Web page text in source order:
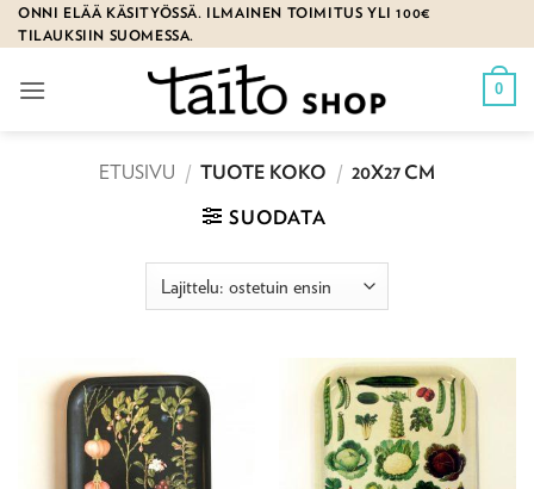
Skip
to
ONNI ELÄÄ KÄSITYÖSSÄ. ILMAINEN TOIMITUS YLI 100€
TILAUKSIIN SUOMESSA.
0
ETUSIVU / TUOTE KOKO / 20X27 CM
SUODATA